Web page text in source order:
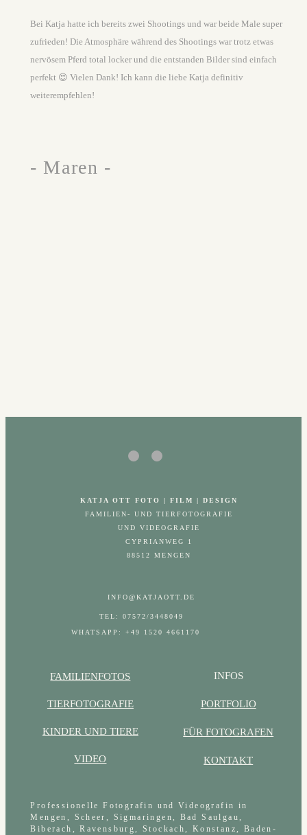
Bei Katja hatte ich bereits zwei Shootings und war beide Male super
zufrieden! Die Atmosphäre während des Shootings war trotz etwas
nervösem Pferd total locker und die entstanden Bilder sind einfach
perfekt 😍 Vielen Dank! Ich kann die liebe Katja definitiv
weiterempfehlen!
- Maren -
Professionelle Fotografin und Videografin in
Mengen, Scheer, Sigmaringen, Bad Saulgau,
Biberach, Ravensburg, Stockach, Konstanz, Baden-
KATJA OTT FOTO | FILM | DESIGN
FAMILIEN- UND TIERFOTOGRAFIE
UND VIDEOGRAFIE
CYPRIANWEG 1
88512 MENGEN
INFOS
PORTFOLIO
FÜR FOTOGRAFEN
KONTAKT
FAMILIENFOTOS
TIERFOTOGRAFIE
KINDER UND TIERE
VIDEO
INFO@KATJAOTT.DE
TEL: 07572/3448049
WHATSAPP: +49 1520 4661170